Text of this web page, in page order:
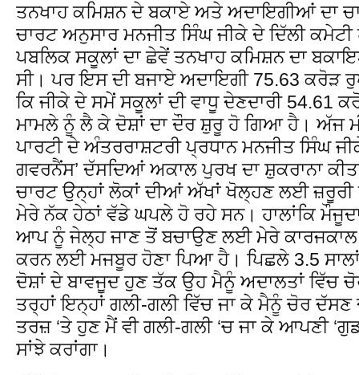
ਤਨਖਾਹ ਕਮਿਸ਼ਨ ਦੇ ਬਕਾਏ ਅਤੇ ਅਦਾਇਗੀਆਂ ਦਾ
ਚਾਰਟ ਅਨੁਸਾਰ ਮਨਜੀਤ ਸਿੰਘ ਜੀਕੇ ਦੇ ਦਿੱਲੀ
ਪਬਲਿਕ ਸਕੂਲਾਂ ਦਾ ਛੇਵੇਂ ਤਨਖਾਹ ਕਮਿਸ਼ਨ ਦਾ
ਸੀ। ਪਰ ਇਸ ਦੀ ਬਜਾਏ ਅਦਾਇਗੀ 75.63 ਕਰੋੜ
ਕਿ ਜੀਕੇ ਦੇ ਸਮੇਂ ਸਕੂਲਾਂ ਦੀ ਵਾਧੂ ਦੇਣਦਾਰੀ
ਮਾਮਲੇ ਨੂੰ ਲੈ ਕੇ ਦੋਸ਼ਾਂ ਦਾ ਦੌਰ ਸ਼ੁਰੂ ਹੋ ਗਿਆ ਹੈ। ਅੱਜ
ਪਾਰਟੀ ਦੇ ਅੰਤਰਰਾਸ਼ਟਰੀ ਪ੍ਰਧਾਨ ਮਨਜੀਤ ਸਿੰਘ
ਗਵਰਨੈਂਸ’ ਦੱਸਦਿਆਂ ਅਕਾਲ ਪੁਰਖ ਦਾ ਸ਼ੁਕਰਾਨਾ
ਚਾਰਟ ਉਨ੍ਹਾਂ ਲੋਕਾਂ ਦੀਆਂ ਅੱਖਾਂ ਖੋਲ੍ਹਣ ਲਈ ਜ਼ਰੂਰੀ
ਮੇਰੇ ਨੱਕ ਹੇਠਾਂ ਵੱਡੇ ਘਪਲੇ ਹੋ ਰਹੇ ਸਨ। ਹਾਲਾਂਕਿ
ਆਪ ਨੂੰ ਜੇਲ੍ਹ ਜਾਣ ਤੋਂ ਬਚਾਉਣ ਲਈ ਮੇਰੇ ਕਾਰਜਕਾਲ
ਕਰਨ ਲਈ ਮਜਬੂਰ ਹੋਣਾ ਪਿਆ ਹੈ। ਪਿਛਲੇ 3.5
ਦੋਸ਼ਾਂ ਦੇ ਬਾਵਜੂਦ ਹੁਣ ਤੱਕ ਉਹ ਮੈਨੂੰ ਅਦਾਲਤਾਂ ਵਿੱਚ
ਤਰ੍ਹਾਂ ਇਨ੍ਹਾਂ ਗਲੀ-ਗਲੀ ਵਿੱਚ ਜਾ ਕੇ ਮੈਨੂੰ ਚੋਰ ਦੱਸਣ
ਤਰਜ਼ ‘ਤੇ ਹੁਣ ਮੈਂ ਵੀ ਗਲੀ-ਗਲੀ ‘ਚ ਜਾ ਕੇ ਆਪਣੀ
ਸਾਂਝੇ ਕਰਾਂਗਾ।